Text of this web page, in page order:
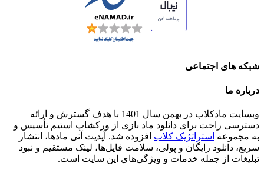
شبکه های اجتماعی
درباره ما
وبسایت مادکلاب در بهمن سال 1401 با هدف گسترش و ارائه
دسترسی راحت برای دانلود ماد بازی از ورکشاپ استیم تأسیس و
به مجموعه استراتژیک کلاب افزوده شد. آپدیت آنی مادها، انتشار
سریع، دانلود رایگان و پولی، سلامت فایل‌ها، لینک مستقیم و نبود
تبلیغات از جمله خدمات و ویژگی‌های این سایت است.